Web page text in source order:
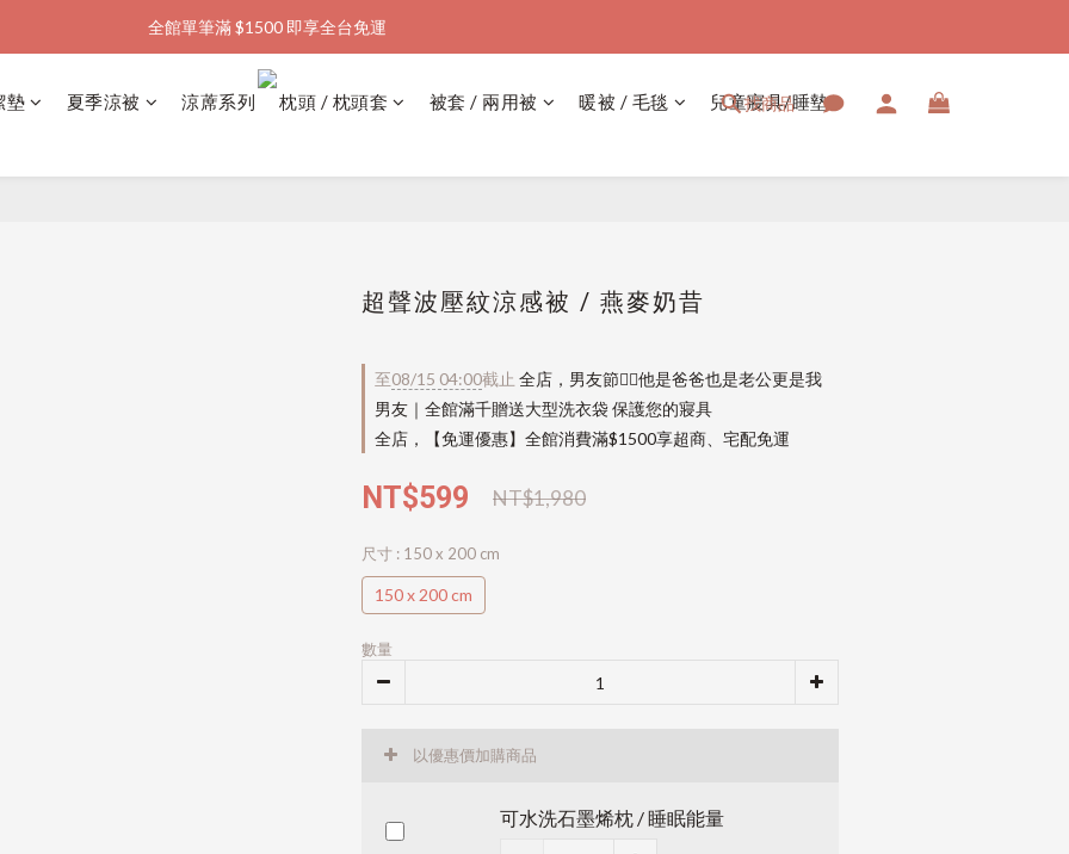
加入會員購物金  馬上領  馬上折
全館單筆滿 $1500 即享全台免運
加入會員購物金  馬上領  馬上折
找商品
墊 夏季涼被 涼蓆系列 枕頭 / 枕頭套 被套 / 兩用被 暖被 / 毛毯 兒童寢具/睡墊
超聲波壓紋涼感被 / 燕麥奶昔
至08/15 04:00截止 全店，男友節👱‍♂️他是爸爸也是老公更是我
男友｜全館滿千贈送大型洗衣袋 保護您的寢具
全店，【免運優惠】全館消費滿$1500享超商、宅配免運
NT$1,980
NT$599
尺寸 : 150 x 200 cm
150 x 200 cm
數量
以優惠價加購商品
可水洗石墨烯枕 / 睡眠能量